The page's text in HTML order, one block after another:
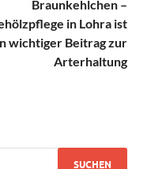
Braunkehlchen –
in Lohra ist
wichtiger Beitrag zur
Arterhaltung